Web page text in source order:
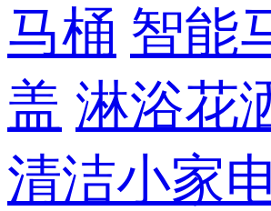
马桶 智能
盖 淋浴花
清洁小家